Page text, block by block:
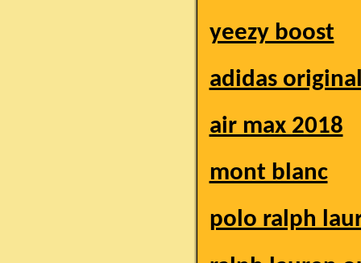
yeezy boost
adidas
air max 2018
mont blanc
polo ralph